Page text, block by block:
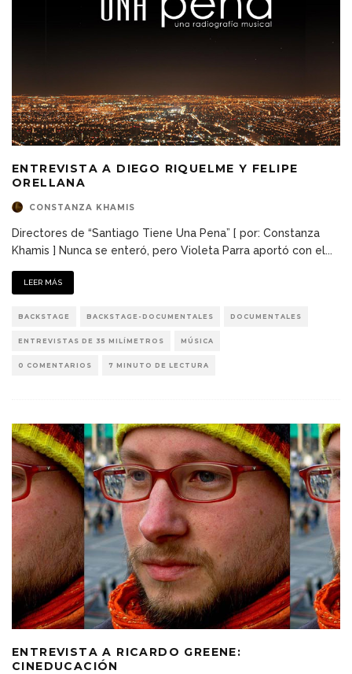
ENTREVISTA A DIEGO RIQUELME Y FELIPE
ORELLANA
CONSTANZA KHAMIS
Directores de “Santiago Tiene Una Pena” [ por: Constanza
Khamis ] Nunca se enteró, pero Violeta Parra aportó con el...
LEER MÁS
BACKSTAGE BACKSTAGE-DOCUMENTALES DOCUMENTALES
ENTREVISTAS DE 35 MILÍMETROS MÚSICA
0 COMENTARIOS 7 MINUTO DE LECTURA
ENTREVISTA A RICARDO GREENE:
CINEDUCACIÓN